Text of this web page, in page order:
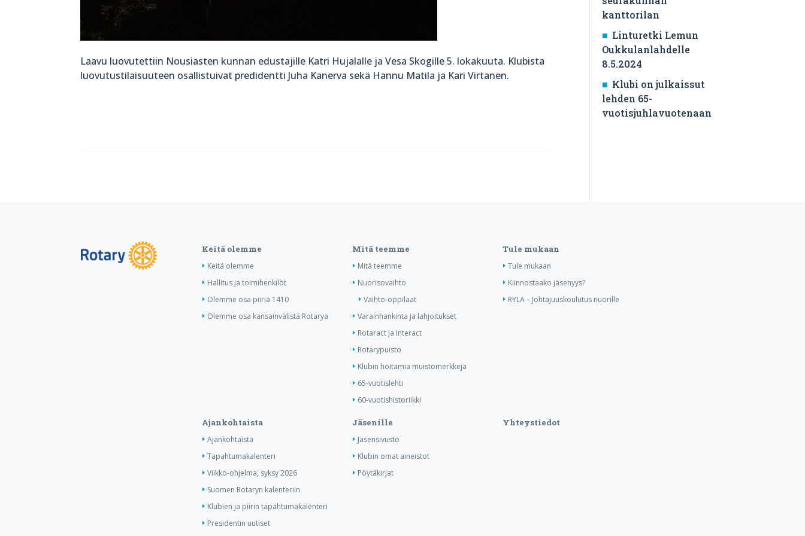
Laavu luovutettiin Nousiasten kunnan edustajille Katri Hujalalle ja Vesa Skogille 5. lokakuuta. Klubista
luovutustilaisuuteen osallistuivat predidentti Juha Kanerva sekä Hannu Matila ja Kari Virtanen.
kanttorilan
Linturetki Lemun
Oukkulanlahdelle
8.5.2024
Klubi on julkaissut
lehden 65-
vuotisjuhlavuotenaan
Keitä olemme
Keitä olemme
Hallitus ja toimihenkilöt
Olemme osa piiriä 1410
Olemme osa kansainvälistä Rotarya
Mitä teemme
Mitä teemme
Nuorisovaihto
Vaihto-oppilaat
Varainhankinta ja lahjoitukset
Rotaract ja Interact
Rotarypuisto
Klubin hoitamia muistomerkkejä
65-vuotislehti
60-vuotishistoriikki
Tule mukaan
Tule mukaan
Kiinnostaako jäsenyys?
RYLA – Johtajuuskoulutus nuorille
Ajankohtaista
Ajankohtaista
Tapahtumakalenteri
Viikko-ohjelma, syksy 2026
Suomen Rotaryn kalenteriin
Klubien ja piirin tapahtumakalenteri
Presidentin uutiset
Jäsenille
Jäsensivusto
Klubin omat aineistot
Pöytäkirjat
Yhteystiedot